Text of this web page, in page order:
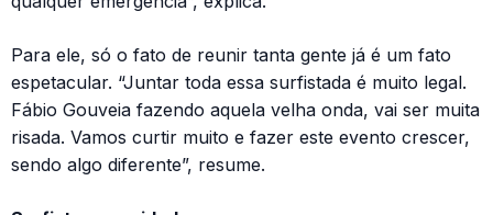
Para ele, só o fato de reunir tanta gente já é um fato
espetacular. “Juntar toda essa surfistada é muito legal.
Fábio Gouveia fazendo aquela velha onda, vai ser muita
risada. Vamos curtir muito e fazer este evento crescer,
sendo algo diferente”, resume.